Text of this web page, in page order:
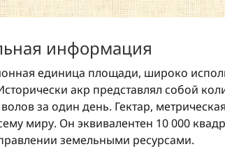
информация
единица площади, широко
акр представлял собой
за один день. Гектар,
миру. Он эквивалентен 10 000
земельными ресурсами.